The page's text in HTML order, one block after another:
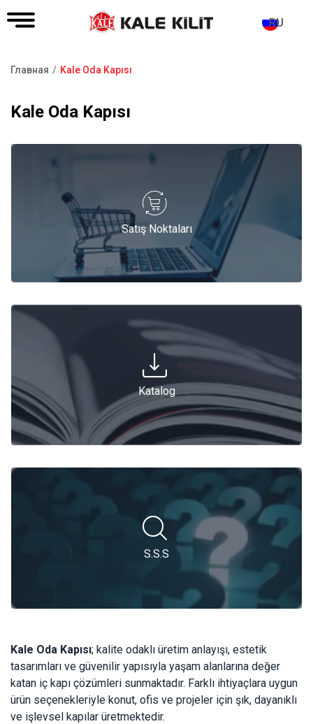
RU
навигации
Главная Kale Oda Kapısı
Kale Oda Kapısı
Satış Noktaları
Satış Noktaları
Katalog
Katalog
S.S.S
S.S.S
Kale Oda Kapısı; kalite odaklı üretim anlayışı, estetik
tasarımları ve güvenilir yapısıyla yaşam alanlarına değer
katan iç kapı çözümleri sunmaktadır. Farklı ihtiyaçlara uygun
ürün seçenekleriyle konut, ofis ve projeler için şık, dayanıklı
ve işlevsel kapılar üretmektedir.